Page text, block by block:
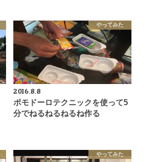
やってみた
2016.8.8
ポモドーロテクニックを使って5
分でねるねるねるね作る
やってみた